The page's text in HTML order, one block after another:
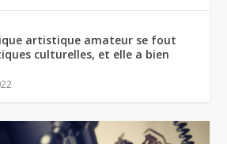
artistique amateur se fout
culturelles, et elle a bien